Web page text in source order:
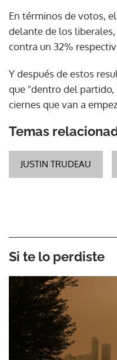
En términos de votos,
delante de los
contra un 32%
Y después de estos
que "dentro del
ciernes que van a
Temas
JUSTIN TRUDEAU
Si te lo perdiste